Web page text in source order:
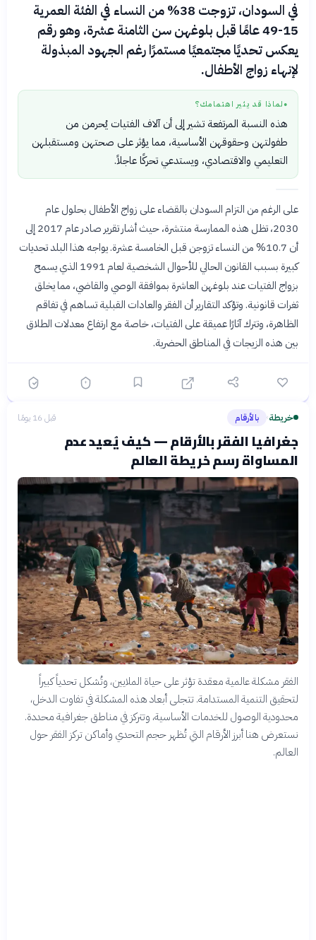
في السودان، تزوجت 38% من النساء في الفئة العمرية
15-49 عامًا قبل بلوغهن سن الثامنة عشرة، وهو رقم
يعكس تحديًا مجتمعيًا مستمرًا رغم الجهود المبذولة
لإنهاء زواج الأطفال.
● لماذا قد يثير اهتمامك؟
هذه النسبة المرتفعة تشير إلى أن آلاف الفتيات يُحرمن من
طفولتهن وحقوقهن الأساسية، مما يؤثر على صحتهن ومستقبلهن
التعليمي والاقتصادي، ويستدعي تحركًا عاجلاً.
على الرغم من التزام السودان بالقضاء على زواج الأطفال بحلول عام
2030، تظل هذه الممارسة منتشرة، حيث أشار تقرير صادر عام 2017 إلى
أن 10.7% من النساء تزوجن قبل الخامسة عشرة. يواجه هذا البلد تحديات
كبيرة بسبب القانون الحالي للأحوال الشخصية لعام 1991 الذي يسمح
بزواج الفتيات عند بلوغهن العاشرة بموافقة الوصي والقاضي، مما يخلق
ثغرات قانونية. وتؤكد التقارير أن الفقر والعادات القبلية تساهم في تفاقم
الظاهرة، وتترك آثارًا عميقة على الفتيات، خاصة مع ارتفاع معدلات الطلاق
بين هذه الزيجات في المناطق الحضرية.
خريطة› بالأرقام قبل 16 يومًا
جغرافيا الفقر بالأرقام — كيف يُعيد عدم
المساواة رسم خريطة العالم
الفقر مشكلة عالمية معقدة تؤثر على حياة الملايين، وتُشكل تحدياً كبيراً
لتحقيق التنمية المستدامة. تتجلى أبعاد هذه المشكلة في تفاوت الدخل،
محدودية الوصول للخدمات الأساسية، وتتركز في مناطق جغرافية محددة.
نستعرض هنا أبرز الأرقام التي تُظهر حجم التحدي وأماكن تركز الفقر حول
العالم.